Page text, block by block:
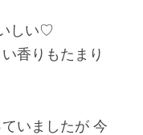
しい♡
香りもたまり
いましたが 今